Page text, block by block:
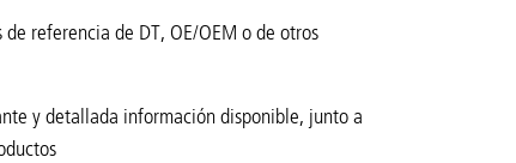
referencia de DT, OE/OEM o de otros
y detallada información disponible, junto a